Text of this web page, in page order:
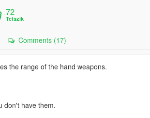
72
Tetszik
Comments (17)
the range of the hand weapons.
don't have them.